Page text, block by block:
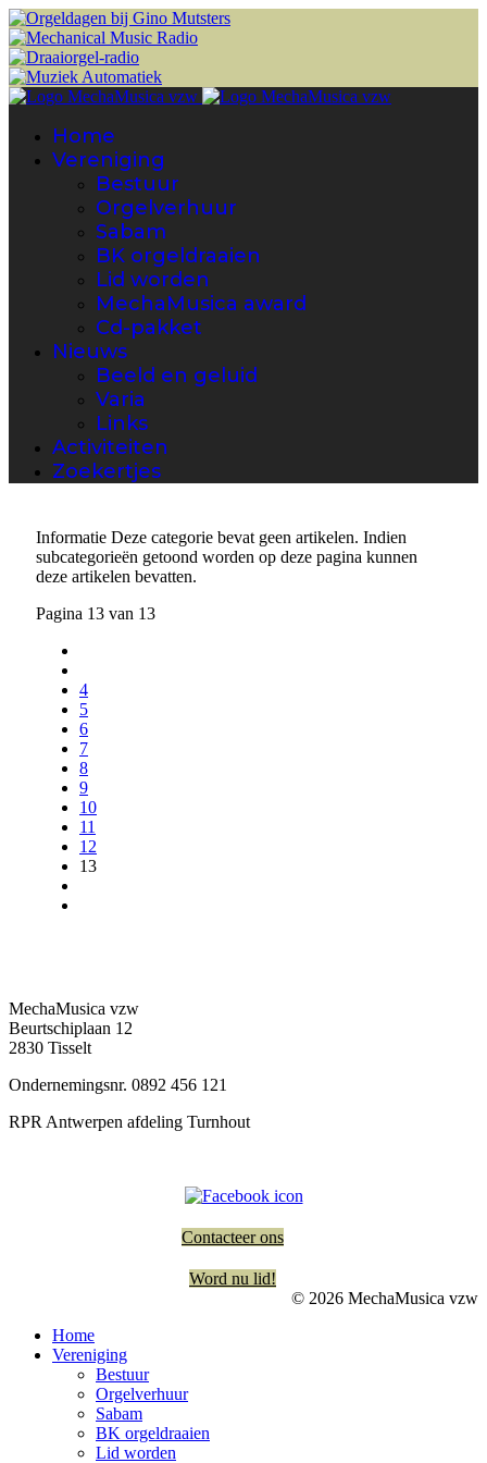
Home
Vereniging
Bestuur
Orgelverhuur
Sabam
BK orgeldraaien
Lid worden
MechaMusica award
Cd-pakket
Nieuws
Beeld en geluid
Varia
Links
Activiteiten
Zoekertjes
Informatie Deze categorie bevat geen artikelen. Indien
subcategorieën getoond worden op deze pagina kunnen
deze artikelen bevatten.
Pagina 13 van 13
4
5
6
7
8
9
10
11
12
13
MechaMusica vzw
Beurtschiplaan 12
2830 Tisselt
Ondernemingsnr. 0892 456 121
RPR Antwerpen afdeling Turnhout
Contacteer ons
Word nu lid!
© 2026 MechaMusica vzw
Home
Vereniging
Bestuur
Orgelverhuur
Sabam
BK orgeldraaien
Lid worden